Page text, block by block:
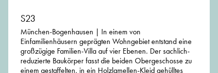
S23
München-Bogenhausen | In einem von
Einfamilienhäusern geprägten Wohngebiet entstand eine
großzügige Familien-Villa auf vier Ebenen. Der sachlich-
reduzierte Baukörper fasst die beiden Obergeschosse zu
einem gestaffelten, in ein Holzlamellen-Kleid gehülltes